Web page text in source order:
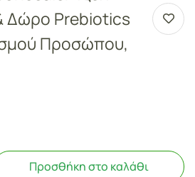
Δώρο Prebiotics
Προσώπου,
Προσθήκη στο καλάθι